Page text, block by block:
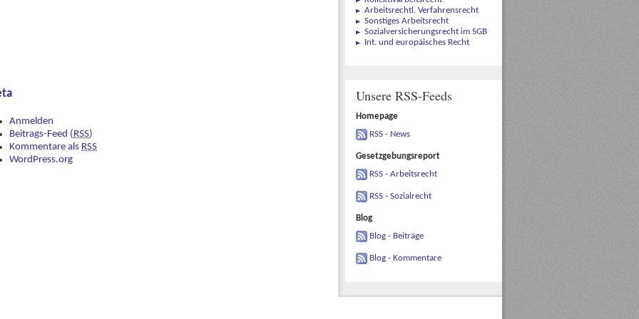
Anmelden
Beitrags-Feed (RSS)
Kommentare als RSS
WordPress.org
Arbeitsrechtl. Verfahrensrecht
Sonstiges Arbeitsrecht
Sozialversicherungsrecht im SGB
Int. und europäisches Recht
Unsere RSS-Feeds
Homepage
RSS - News
Gesetzgebungsreport
RSS - Arbeitsrecht
RSS - Sozialrecht
Blog
Blog - Beiträge
Blog - Kommentare